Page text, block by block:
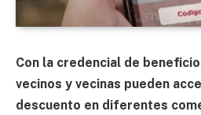
Con la credencial de
vecinos y vecinas pueden
descuento en diferentes